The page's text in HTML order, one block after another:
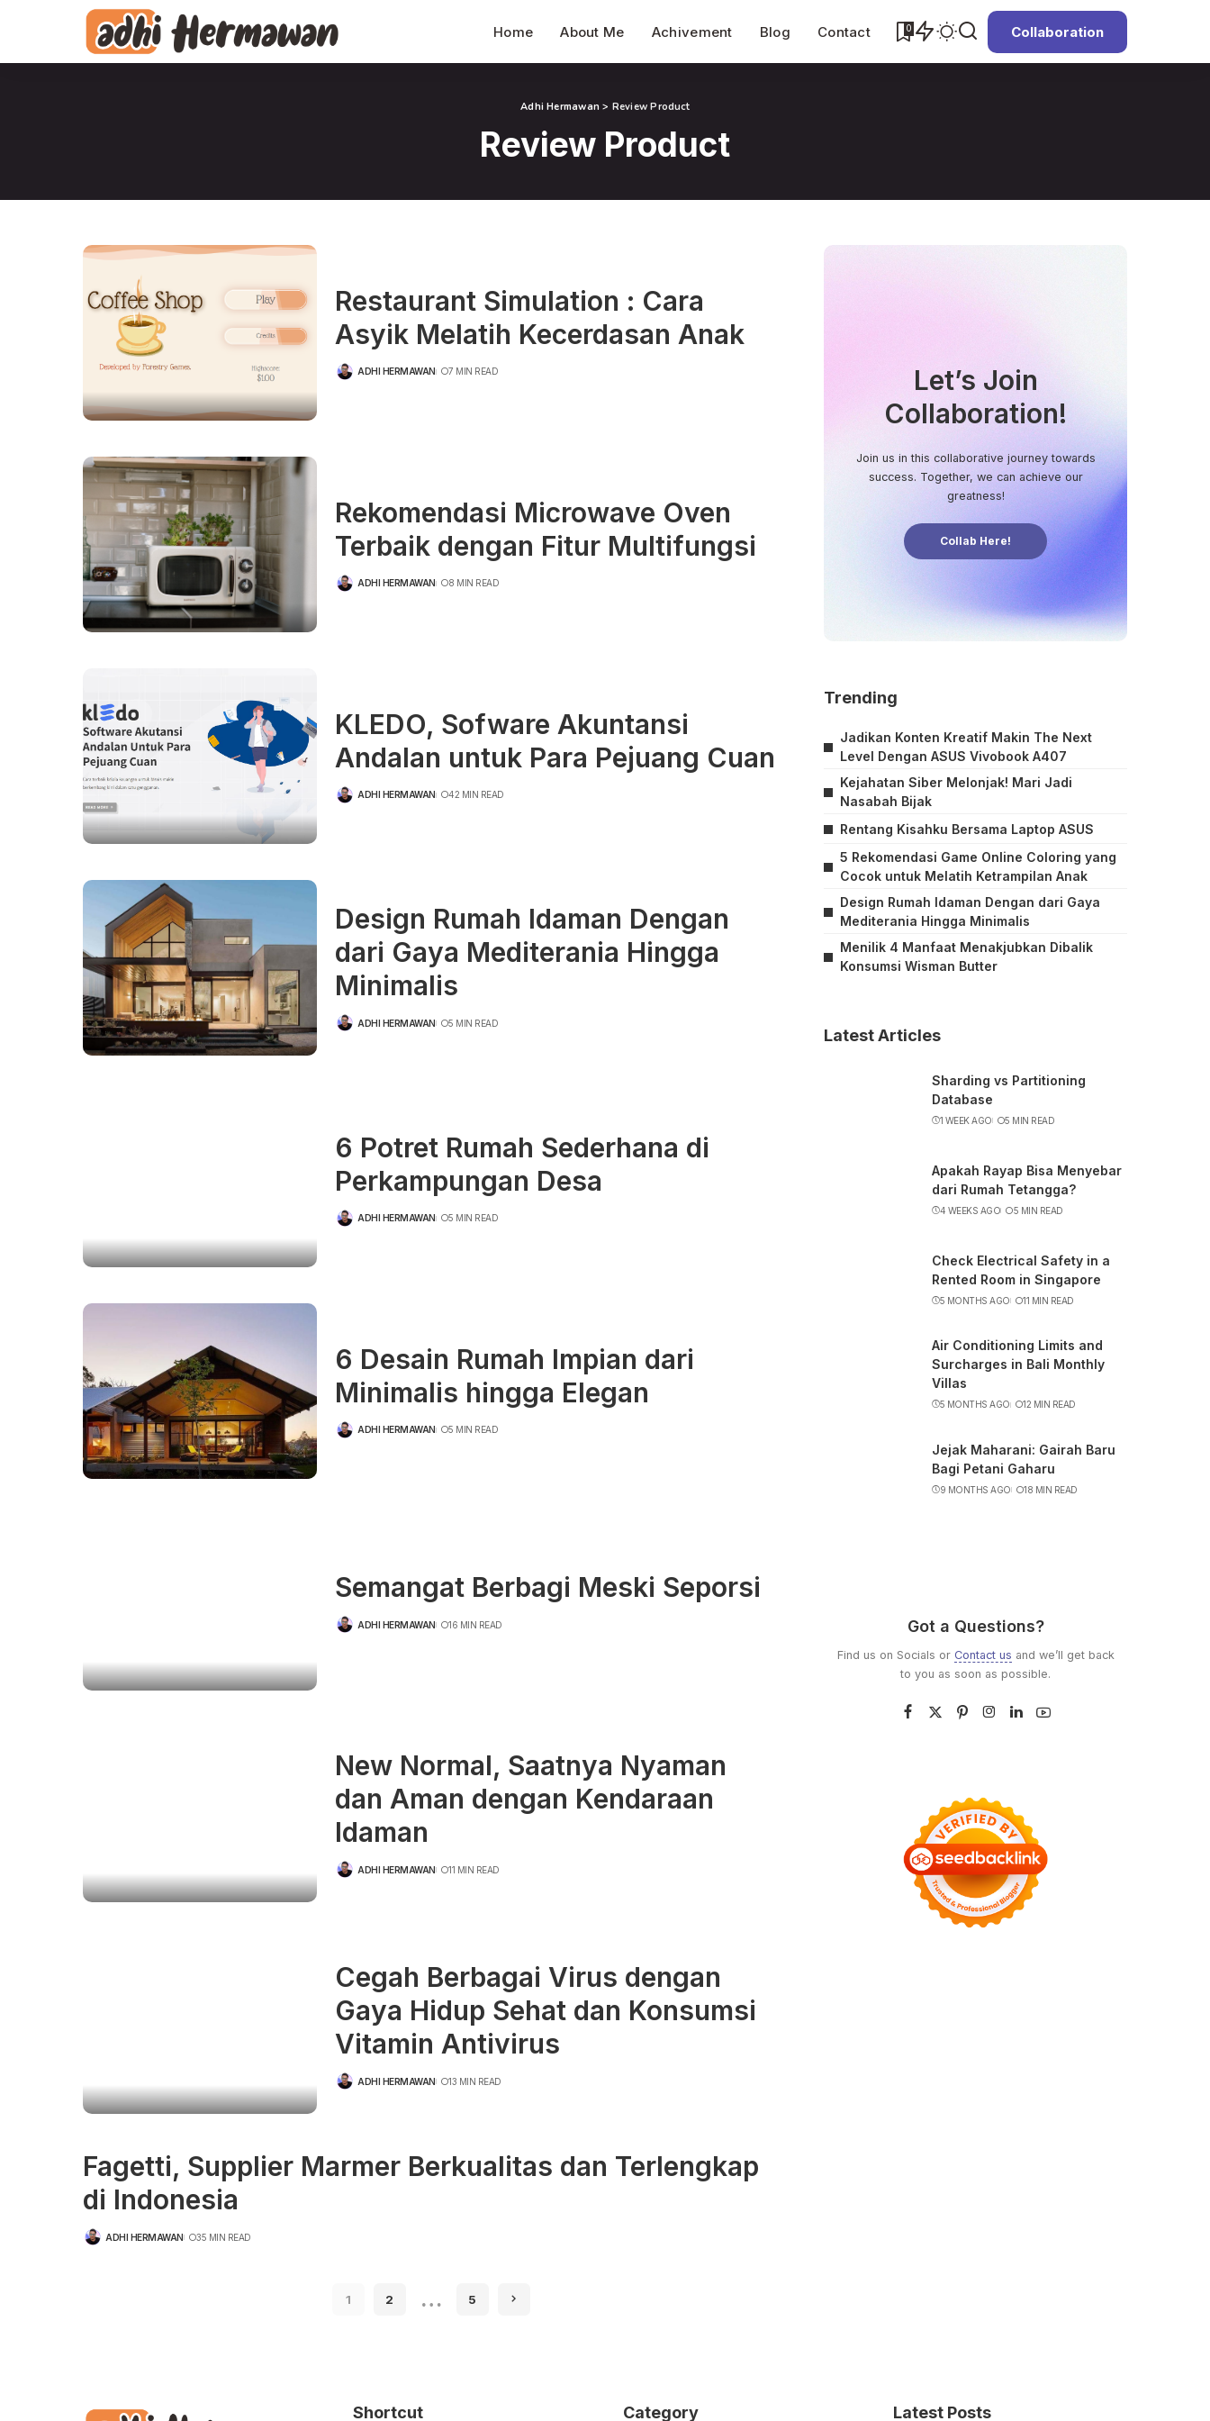
Home About Me Achivement Blog Contact 0 Collaboration
Adhi Hermawan > Review Product
Review Product
Restaurant Simulation : Cara
Asyik Melatih Kecerdasan Anak
POSTED
ADHI HERMAWAN 7 MIN READ
Rekomendasi Microwave Oven
Terbaik dengan Fitur Multifungsi
POSTED
ADHI HERMAWAN 8 MIN READ
KLEDO, Sofware Akuntansi
Andalan untuk Para Pejuang Cuan
POSTED
ADHI HERMAWAN 42 MIN READ
Design Rumah Idaman Dengan
dari Gaya Mediterania Hingga
Minimalis
POSTED
ADHI HERMAWAN 5 MIN READ
6 Potret Rumah Sederhana di
Perkampungan Desa
POSTED
ADHI HERMAWAN 5 MIN READ
6 Desain Rumah Impian dari
Minimalis hingga Elegan
POSTED
ADHI HERMAWAN 5 MIN READ
Semangat Berbagi Meski Seporsi
POSTED
ADHI HERMAWAN 16 MIN READ
New Normal, Saatnya Nyaman
dan Aman dengan Kendaraan
Idaman
POSTED
ADHI HERMAWAN 11 MIN READ
Cegah Berbagai Virus dengan
Gaya Hidup Sehat dan Konsumsi
Vitamin Antivirus
POSTED
ADHI HERMAWAN 13 MIN READ
Fagetti, Supplier Marmer Berkualitas dan Terlengkap
di Indonesia
POSTED
ADHI HERMAWAN 35 MIN READ
1 2 … 5
Let’s Join
Collaboration!
Join us in this collaborative journey towards
success. Together, we can achieve our
greatness!
Collab Here!
Trending
Jadikan Konten Kreatif Makin The Next
Level Dengan ASUS Vivobook A407
Kejahatan Siber Melonjak! Mari Jadi
Nasabah Bijak
Rentang Kisahku Bersama Laptop ASUS
5 Rekomendasi Game Online Coloring yang
Cocok untuk Melatih Ketrampilan Anak
Design Rumah Idaman Dengan dari Gaya
Mediterania Hingga Minimalis
Menilik 4 Manfaat Menakjubkan Dibalik
Konsumsi Wisman Butter
Latest Articles
Sharding vs Partitioning
Database
1 WEEK AGO 5 MIN READ
Apakah Rayap Bisa Menyebar
dari Rumah Tetangga?
4 WEEKS AGO 5 MIN READ
Check Electrical Safety in a
Rented Room in Singapore
5 MONTHS AGO 11 MIN READ
Air Conditioning Limits and
Surcharges in Bali Monthly
Villas
5 MONTHS AGO 12 MIN READ
Jejak Maharani: Gairah Baru
Bagi Petani Gaharu
9 MONTHS AGO 18 MIN READ
Got a Questions?
Find us on Socials or Contact us and we’ll get back
to you as soon as possible.
Shortcut Category Latest Posts